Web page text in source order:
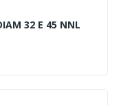
32 E 45 NNL